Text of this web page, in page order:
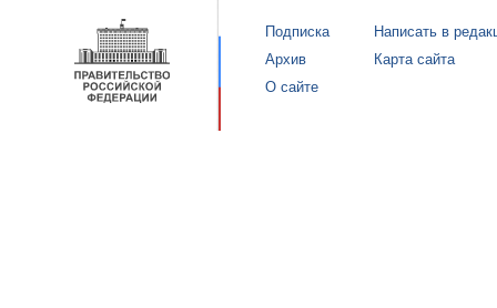
Подписка
Архив
О сайте
Написать в
Карта сайта